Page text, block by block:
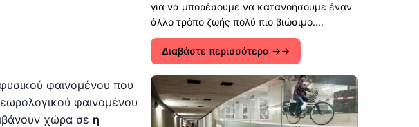
φαινομένου που
φαινομένου
χώρα σε η
για να μπορέσουμε να κατανοήσουμε έναν
άλλο τρόπο ζωής πολύ πιο βιώσιμο....
Διαβάστε περισσότερα →